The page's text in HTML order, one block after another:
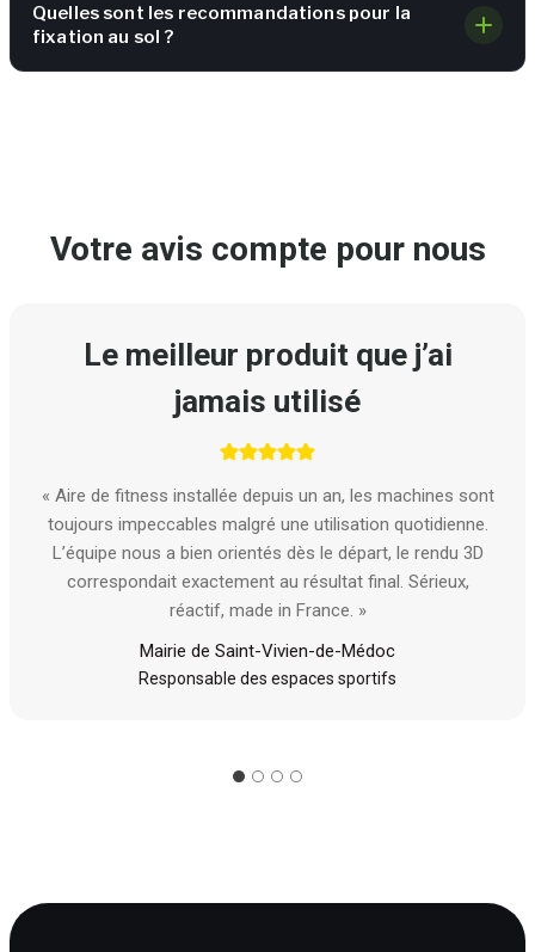
Quelles sont les recommandations pour la
fixation au sol ?
Votre avis compte pour nous
Le meilleur produit que j’ai
jamais utilisé
« Aire de fitness installée depuis un an, les machines sont
toujours impeccables malgré une utilisation quotidienne.
L’équipe nous a bien orientés dès le départ, le rendu 3D
correspondait exactement au résultat final. Sérieux,
réactif, made in France. »
Mairie de Saint-Vivien-de-Médoc
Responsable des espaces sportifs